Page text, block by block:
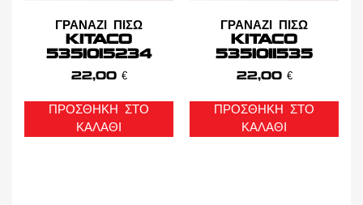
ΓΡΑΝΑΖΙ ΠΙΣΩ
KITACO
5351015234
22,00 €
ΠΡΟΣΘΉΚΗ ΣΤΟ
ΚΑΛΆΘΙ
ΓΡΑΝΑΖΙ ΠΙΣΩ
KITACO
5351011535
22,00 €
ΠΡΟΣΘΉΚΗ ΣΤΟ
ΚΑΛΆΘΙ